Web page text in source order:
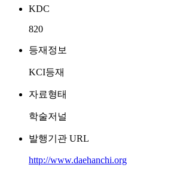
KDC
820
등재정보
KCI등재
자료형태
학술저널
발행기관 URL
http://www.daehanchi.org